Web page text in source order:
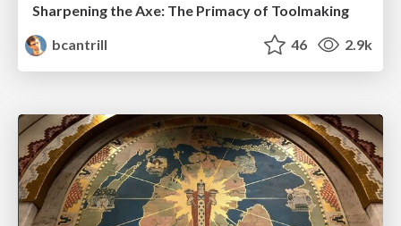
Sharpening the Axe: The Primacy of Toolmaking
bcantrill
46 2.9k